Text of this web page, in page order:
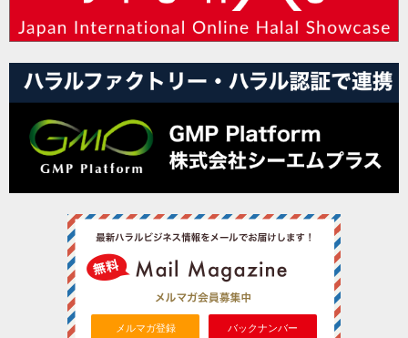
メルマガ登録 バックナンバー